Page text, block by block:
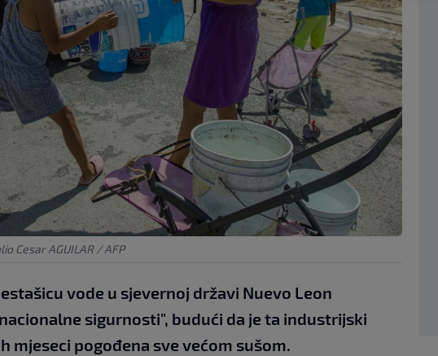
Cesar AGUILAR / AFP
vode u sjevernoj državi Nuevo Leon
sigurnosti", budući da je ta industrijski
mjeseci pogođena sve većom sušom.